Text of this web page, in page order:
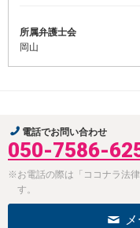
所属弁護士会
岡山
電話でお問い合わせ
050-7586-
※お電話の際は「ココナラ法
す。